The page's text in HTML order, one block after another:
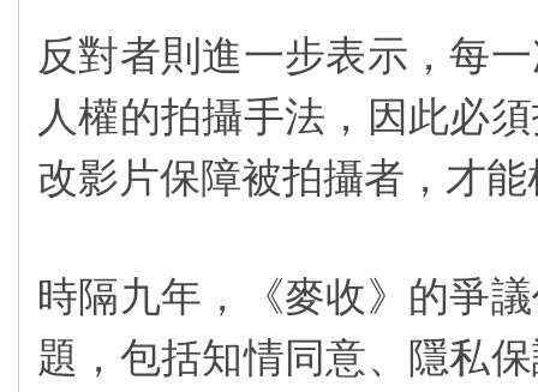
反對者則進一步表示，每
人權的拍攝手法，因此必
改影片保障被拍攝者，才
時隔九年，《麥收》的爭
題，包括知情同意、隱私